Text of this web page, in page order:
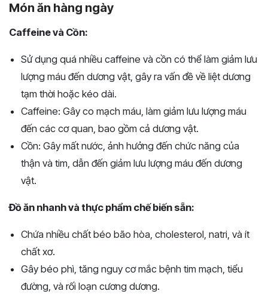
Món ăn hàng ngày
Caffeine và Cồn:
Sử dụng quá nhiều caffeine và cồn có thể làm giảm lưu
lượng máu đến dương vật, gây ra vấn đề về liệt dương
tạm thời hoặc kéo dài.
Caffeine: Gây co mạch máu, làm giảm lưu lượng máu
đến các cơ quan, bao gồm cả dương vật.
Cồn: Gây mất nước, ảnh hưởng đến chức năng của
thận và tim, dẫn đến giảm lưu lượng máu đến dương
vật.
Đồ ăn nhanh và thực phẩm chế biến sẵn:
Chứa nhiều chất béo bão hòa, cholesterol, natri, và ít
chất xơ.
Gây béo phì, tăng nguy cơ mắc bệnh tim mạch, tiểu
đường, và rối loạn cương dương.